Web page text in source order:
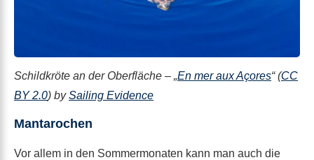
Schildkröte an der Oberfläche – „En mer aux Açores“ (CC
BY 2.0) bySailing Evidence
Mantarochen
Vor allem in den Sommermonaten kann man auch die